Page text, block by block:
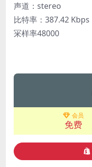
声道：stereo
比特率：387.42 Kbps
冞样率48000
会员
免费